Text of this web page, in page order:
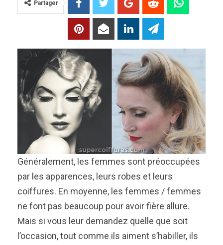
Partager
Généralement, les femmes sont préoccupées
par les apparences, leurs robes et leurs
coiffures. En moyenne, les femmes / femmes
ne font pas beaucoup pour avoir fière allure.
Mais si vous leur demandez quelle que soit
l’occasion, tout comme ils aiment s’habiller, ils